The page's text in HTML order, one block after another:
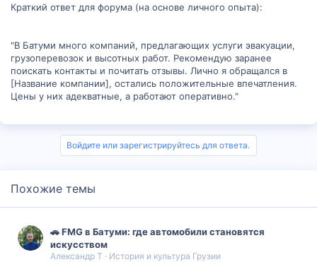
Краткий ответ для форума (на основе личного опыта):
"В Батуми много компаний, предлагающих услуги эвакуации,
грузоперевозок и высотных работ. Рекомендую заранее
поискать контакты и почитать отзывы. Лично я обращался в
[Название компании], остались положительные впечатления.
Цены у них адекватные, а работают оперативно."
Войдите или зарегистрируйтесь для ответа.
Похожие темы
🚗 FMG в Батуми: где автомобили становятся
искусством
Александр Т
История и культура Грузии